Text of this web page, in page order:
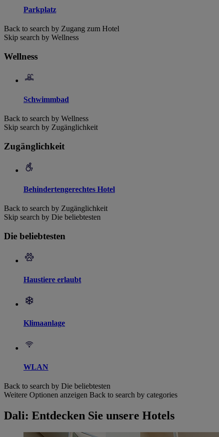
Parkplatz
Back to search by Zugang zum Hotel
Skip search by Wellness
Wellness
Schwimmbad
Back to search by Wellness
Skip search by Zugänglichkeit
Zugänglichkeit
Behindertengerechtes Hotel
Back to search by Zugänglichkeit
Skip search by Die beliebtesten
Die beliebtesten
Haustiere erlaubt
Klimaanlage
WLAN
Back to search by Die beliebtesten
Weitere Optionen anzeigen Back to search by categories
Dali: Entdecken Sie unsere Hotels